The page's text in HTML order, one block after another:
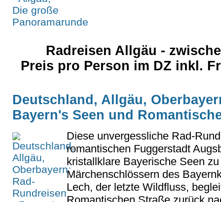
Radreisen Allgäu -
Preis pro Person im DZ inkl.
Deutschland, Allgäu,
Bayern's Seen und
Diese unvergessliche Rad-
romantischen Fuggerstadt
kristallklare Bayerische Seen
Märchenschlössern des
Lech, der letzte Wildfluss,